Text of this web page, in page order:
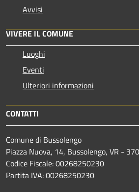
Avvisi
VIVERE IL COMUNE
Luoghi
Eventi
Ulteriori informazioni
CONTATTI
Comune di Bussolengo
Piazza Nuova, 14, Bussolengo, VR -
Codice Fiscale: 00268250230
Partita IVA: 00268250230